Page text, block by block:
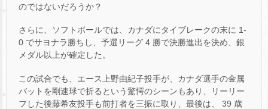
のではないだろうか？
さらに、ソフトボールでは、カナダにタイブレークの末に 1-
0 でサヨナラ勝ちし、予選リーグ 4 勝で決勝進出を決め、銀
メダル以上が確定した。
この試合でも、エース上野由紀子投手が、カナダ選手の金属
バットを剛速球で折るという驚愕のシーンもあり、リーリー
フした後藤希友投手も前打者を三振に取り、最後は、 39 歳